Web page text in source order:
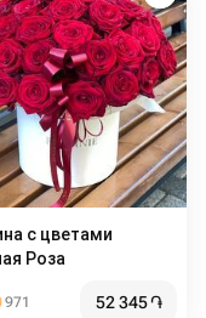
с цветами
Роза
971 52 345֏